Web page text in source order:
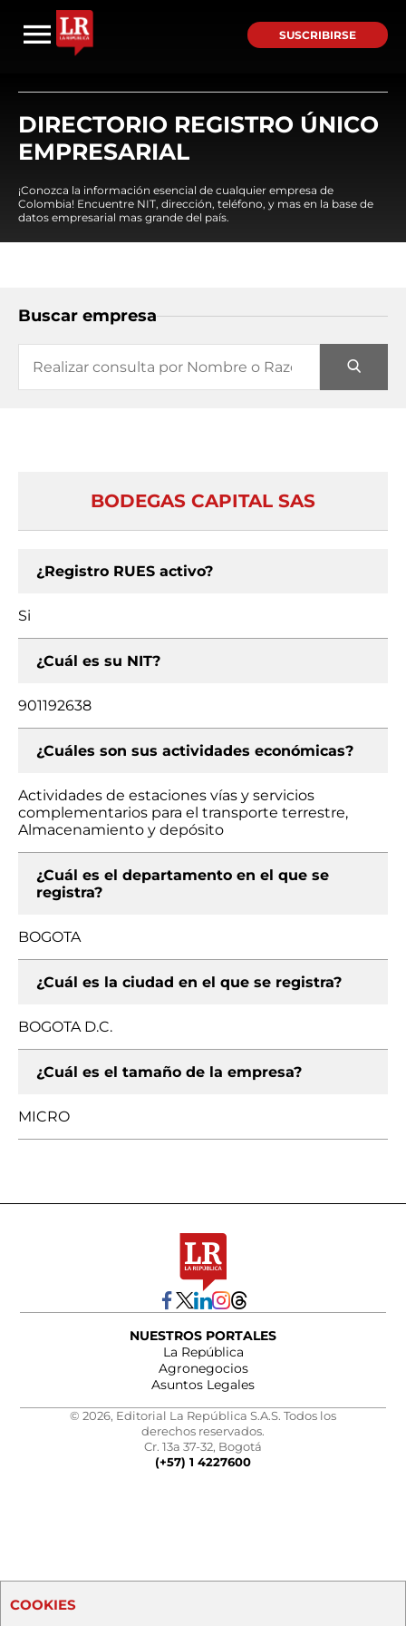
SUSCRIBIRSE
DIRECTORIO REGISTRO ÚNICO
EMPRESARIAL
¡Conozca la información esencial de cualquier empresa de
Colombia! Encuentre NIT, dirección, teléfono, y mas en la base de
datos empresarial mas grande del país.
Buscar empresa
BODEGAS CAPITAL SAS
¿Registro RUES activo?
Si
¿Cuál es su NIT?
901192638
¿Cuáles son sus actividades económicas?
Actividades de estaciones vías y servicios
complementarios para el transporte terrestre,
Almacenamiento y depósito
¿Cuál es el departamento en el que se
registra?
BOGOTA
¿Cuál es la ciudad en el que se registra?
BOGOTA D.C.
¿Cuál es el tamaño de la empresa?
MICRO
NUESTROS PORTALES
La República
Agronegocios
Asuntos Legales
© 2026, Editorial La República S.A.S. Todos los
derechos reservados.
Cr. 13a 37-32, Bogotá
(+57) 1 4227600
COOKIES